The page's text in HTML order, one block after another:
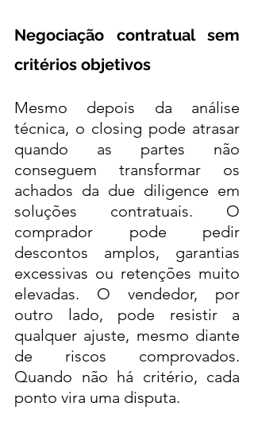
Negociação contratual sem
critérios objetivos
Mesmo depois da análise
técnica, o closing pode atrasar
quando as partes não
conseguem transformar os
achados da due diligence em
soluções contratuais. O
comprador pode pedir
descontos amplos, garantias
excessivas ou retenções muito
elevadas. O vendedor, por
outro lado, pode resistir a
qualquer ajuste, mesmo diante
de riscos comprovados.
Quando não há critério, cada
ponto vira uma disputa.